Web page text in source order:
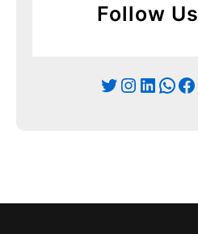
Follow Us
Twitter Instagram LinkedIn WhatsApp Facebook